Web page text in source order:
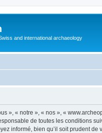
and international archaeology
», « notre », « nos », «
de toutes les conditions
informé, bien qu’il soit prudent